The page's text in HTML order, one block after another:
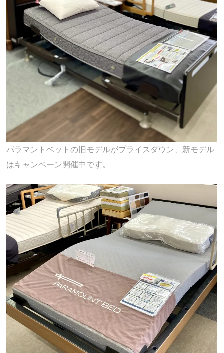
パラマントベットの旧モデルがプライスダウン、新モデル
はキャンペーン開催中です。